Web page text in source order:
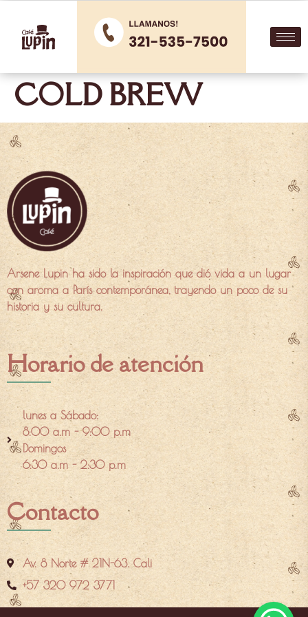
COLD BREW
Arsene Lupin ha sido la inspiración que dió vida a un lugar
con aroma a París contemporánea, trayendo un poco de su
historia y su cultura.
Horario de atención
lunes a Sábado:
8:00 a.m - 9:00 p.m
Domingos
6:30 a.m - 2:30 p.m
Contacto
Av. 8 Norte # 21N-63. Cali
+57 320 972 3771